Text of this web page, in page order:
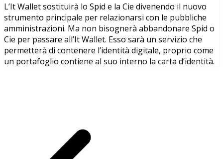
L’It Wallet sostituirà lo Spid e la Cie divenendo il nuovo
strumento principale per relazionarsi con le pubbliche
amministrazioni. Ma non bisognerà abbandonare Spid o
Cie per passare all’It Wallet. Esso sarà un servizio che
permetterà di contenere l’identità digitale, proprio come
un portafoglio contiene al suo interno la carta d’identità.